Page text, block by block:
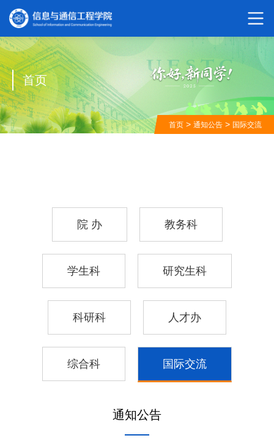
首页
首页 > 通知公告 > 国际交流
院 办 教务科
学生科 研究生科
科研科 人才办
综合科 国际交流
通知公告